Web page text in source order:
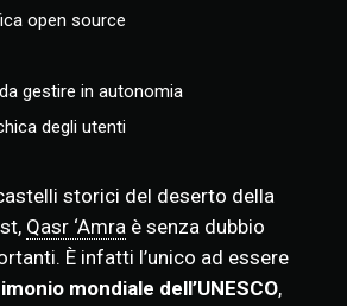
storici del deserto della
Qasr ‘Amra è senza dubbio
È infatti l’unico ad essere
mondiale dell’UNESCO,
open source
gestire in autonomia
degli utenti